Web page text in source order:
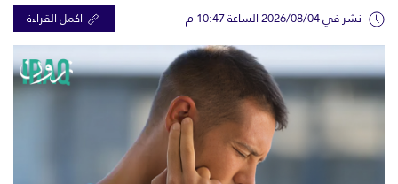
نشر في 2026/08/04 الساعة 10:47 م اكمل القراءة